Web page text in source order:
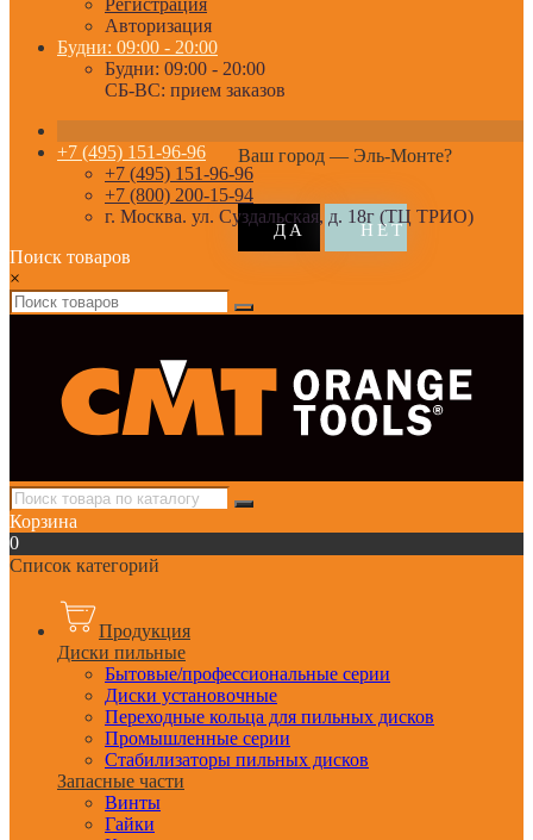
Регистрация
Авторизация
Будни: 09:00 - 20:00
Будни: 09:00 - 20:00
СБ-ВС: прием заказов
Ваш город — Эль-Монте?
+7 (495) 151-96-96
+7 (495) 151-96-96
+7 (800) 200-15-94
г. Москва. ул. Суздальская, д. 18г (ТЦ ТРИО)
Поиск товаров
×
Корзина
0
Список категорий
Продукция
Диски пильные
Бытовые/профессиональные серии
Диски установочные
Переходные кольца для пильных дисков
Промышленные серии
Стабилизаторы пильных дисков
Запасные части
Винты
Гайки